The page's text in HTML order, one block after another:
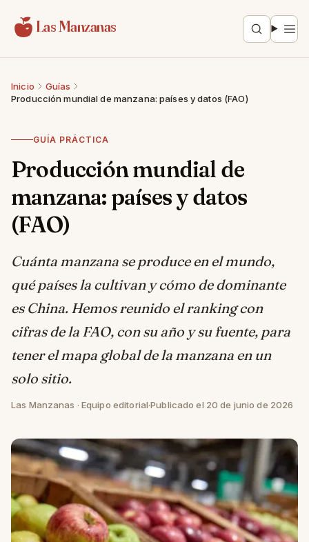
Las Manzanas
Inicio
Guías
Producción mundial de manzana: países y datos (FAO)
GUÍA PRÁCTICA
Producción mundial de
manzana: países y datos
(FAO)
Cuánta manzana se produce en el mundo,
qué países la cultivan y cómo de dominante
es China. Hemos reunido el ranking con
cifras de la FAO, con su año y su fuente, para
tener el mapa global de la manzana en un
solo sitio.
Las Manzanas · Equipo editorial·Publicado el 20 de junio de 2026